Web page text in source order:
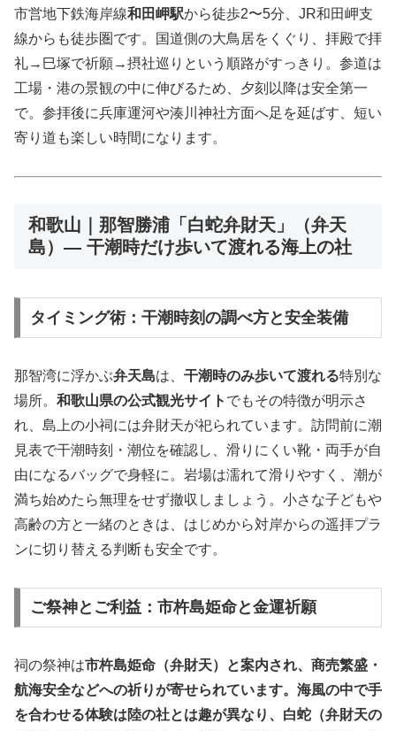
市営地下鉄海岸線和田岬駅から徒歩2〜5分、JR和田岬支
線からも徒歩圏です。国道側の大鳥居をくぐり、拝殿で拝
礼→巳塚で祈願→摂社巡りという順路がすっきり。参道は
工場・港の景観の中に伸びるため、夕刻以降は安全第一
で。参拝後に兵庫運河や湊川神社方面へ足を延ばす、短い
寄り道も楽しい時間になります。
和歌山｜那智勝浦「白蛇弁財天」（弁天
島）— 干潮時だけ歩いて渡れる海上の社
タイミング術：干潮時刻の調べ方と安全装備
那智湾に浮かぶ弁天島は、 干潮時のみ歩いて渡れる特別な
場所。 和歌山県の公式観光サイト でもその特徴が明示さ
れ、島上の小祠には弁財天が祀られています。訪問前に潮
見表で干潮時刻・潮位を確認し、滑りにくい靴・両手が自
由になるバッグで身軽に。岩場は濡れて滑りやすく、潮が
満ち始めたら無理をせず撤収しましょう。小さな子どもや
高齢の方と一緒のときは、はじめから対岸からの遥拝プラ
ンに切り替える判断も安全です。
ご祭神とご利益：市杵島姫命と金運祈願
祠の祭神は市杵島姫命（弁財天）と案内され、商売繁盛・
航海安全などへの祈りが寄せられています。海風の中で手
を合わせる体験は陸の社とは趣が異なり、白蛇（弁財天の